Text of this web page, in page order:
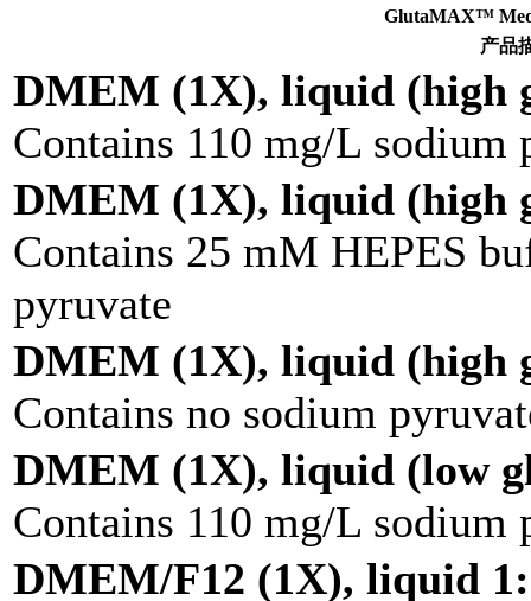
GlutaMAX™
产品
DMEM (1X), liquid (high
Contains 110 mg/L sodium
DMEM (1X), liquid (high
Contains 25 mM HEPES
pyruvate
DMEM (1X), liquid (high
Contains no sodium
DMEM (1X), liquid (low
Contains 110 mg/L sodium
DMEM/F12 (1X), liquid